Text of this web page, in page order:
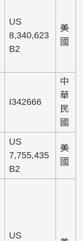
US
8,340,623
B2
美
國
I342666
中
華
民
國
US
7,755,435
B2
美
國
US